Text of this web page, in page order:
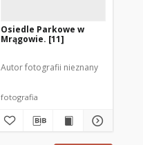
Osiedle Parkowe w
Mrągowie. [11]
Autor fotografii nieznany
fotografia